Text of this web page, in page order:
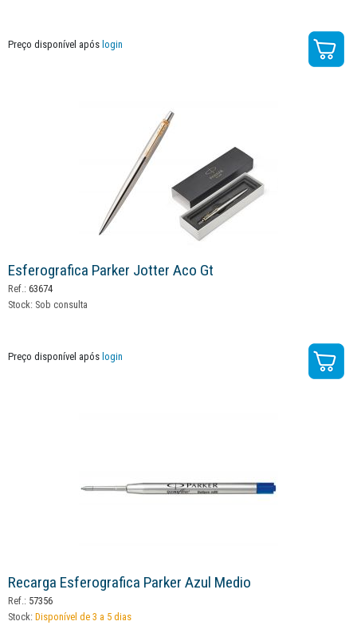
Preço disponível após login
Esferografica Parker Jotter Aco Gt
Ref.: 63674
Stock: Sob consulta
Preço disponível após login
Recarga Esferografica Parker Azul Medio
Ref.: 57356
Stock: Disponível de 3 a 5 dias